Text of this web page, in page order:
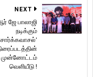
NEXT
ஜே பாலாஜி
நடிக்கும்
முன்னோட்டம்
வெளியீடு !